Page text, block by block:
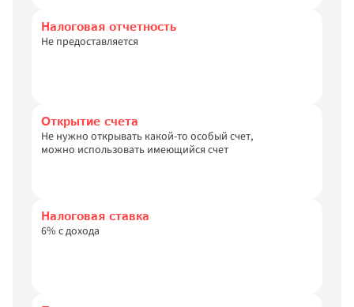
Налоговая отчетность
Не предоставляется
Открытие счета
Не нужно открывать какой-то особый счет,
можно использовать имеющийся счет
Налоговая ставка
6% с дохода